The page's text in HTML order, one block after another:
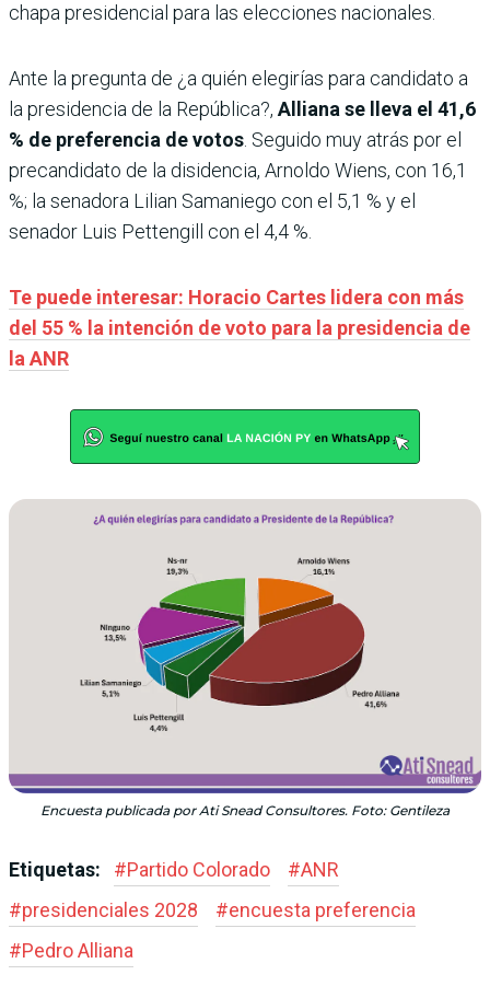
chapa presidencial para las elecciones nacionales.
Ante la pregunta de ¿a quién elegirías para candidato a
la presidencia de la República?, Alliana se lleva el 41,6
% de preferencia de votos . Seguido muy atrás por el
precandidato de la disidencia, Arnoldo Wiens, con 16,1
%; la senadora Lilian Samaniego con el 5,1 % y el
senador Luis Pettengill con el 4,4 %.
Te puede interesar: Horacio Cartes lidera con más
del 55 % la intención de voto para la presidencia de
la ANR
Encuesta publicada por Ati Snead Consultores. Foto: Gentileza
Etiquetas: #Partido Colorado #ANR
#presidenciales 2028 #encuesta preferencia
#Pedro Alliana